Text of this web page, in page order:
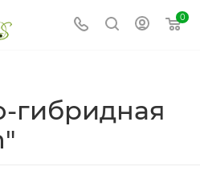
0
гибридная